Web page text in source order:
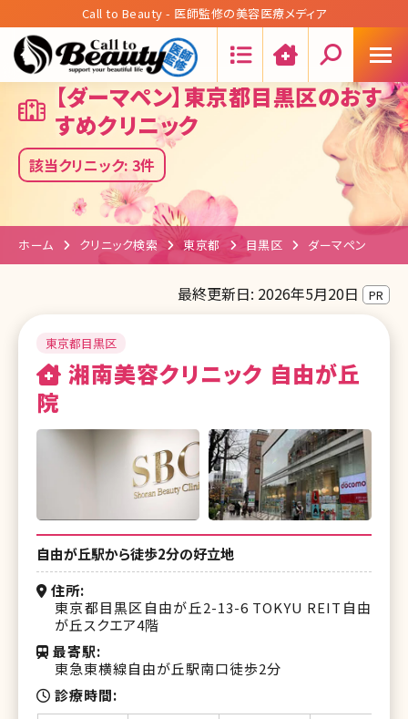
Call to Beauty - 医師監修の美容医療メディア
【ダーマペン】東京都目黒区のおす
すめクリニック
該当クリニック: 3件
ホーム クリニック検索 東京都 目黒区 ダーマペン
最終更新日: 2026年5月20日 PR
東京都目黒区
湘南美容クリニック 自由が丘
院
自由が丘駅から徒歩2分の好立地
住所
東京都目黒区自由が丘2-13-6 TOKYU REIT自由
が丘スクエア4階
最寄駅
東急東横線自由が丘駅南口徒歩2分
診療時間